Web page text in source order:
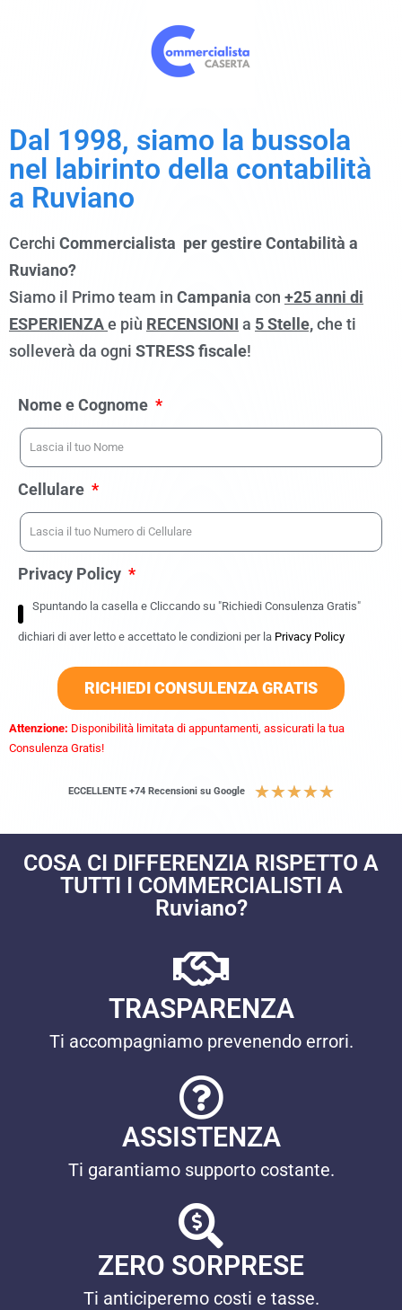
Dal 1998, siamo la bussola
nel labirinto della contabilità
a Ruviano
Cerchi Commercialista per gestire Contabilità a
Ruviano?
Siamo il Primo team in Campania con +25 anni di
ESPERIENZAe più RECENSIONI a 5 Stelle,che ti
solleverà da ogni STRESS fiscale!
Nome e Cognome
Cellulare
Privacy Policy
Spuntando la casella e Cliccando su "Richiedi Consulenza Gratis"
dichiari di aver letto e accettato le condizioni per la Privacy Policy
RICHIEDI CONSULENZA GRATIS
Attenzione: Disponibilità limitata di appuntamenti, assicurati la tua
Consulenza Gratis!
ECCELLENTE +74 Recensioni su Google ★★★★★
COSA CI DIFFERENZIA RISPETTO A
TUTTI I COMMERCIALISTI A
Ruviano?
TRASPARENZA
Ti accompagniamo prevenendo errori.
ASSISTENZA
Ti garantiamo supporto costante.
ZERO SORPRESE
Ti anticiperemo costi e tasse.